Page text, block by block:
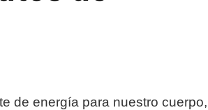
de energía para nuestro cuerpo,